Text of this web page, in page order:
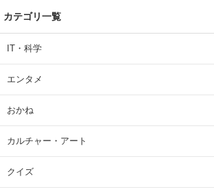
カテゴリ一覧
IT・科学
エンタメ
おかね
カルチャー・アート
クイズ